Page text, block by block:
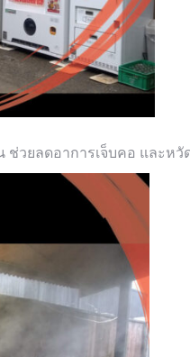
ช่วยลดอาการเจ็บคอ และหวั